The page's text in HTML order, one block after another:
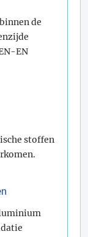
de
EN
stoffen